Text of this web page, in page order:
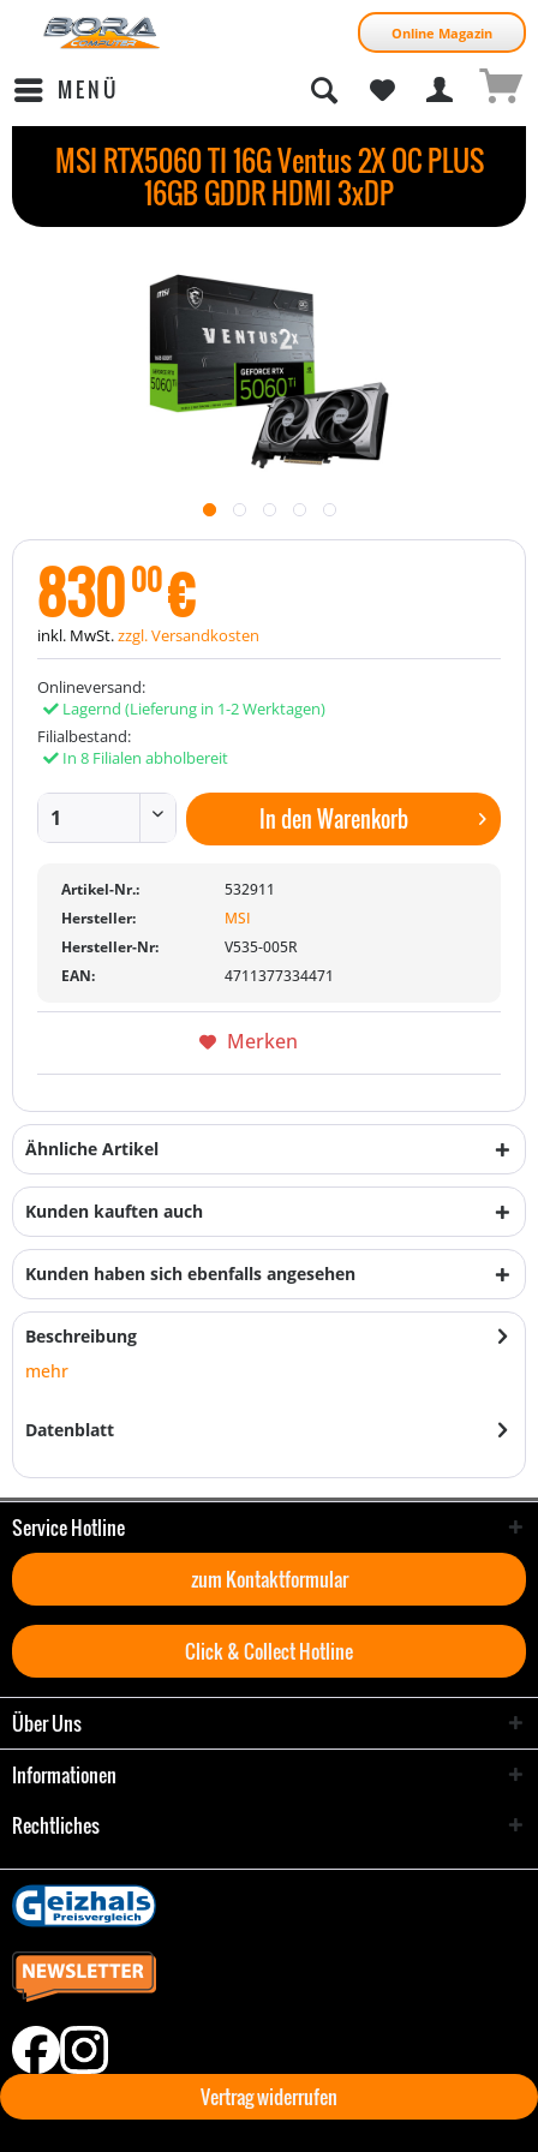
Online Magazin
MENÜ
MSI RTX5060 TI 16G Ventus 2X OC PLUS
16GB GDDR HDMI 3xDP
83000€
inkl. MwSt.zzgl. Versandkosten
Onlineversand:
Lagernd (Lieferung in 1-2 Werktagen)
Filialbestand:
In 8 Filialen abholbereit
In denWarenkorb
Artikel-Nr.:
532911
Hersteller:
MSI
Hersteller-Nr:
V535-005R
EAN:
4711377334471
Merken
Ähnliche Artikel
Kunden kauften auch
Kunden haben sich ebenfalls angesehen
Beschreibung
mehr
Datenblatt
Service Hotline
zum Kontaktformular
Click & Collect Hotline
Über Uns
Informationen
Rechtliches
Vertrag widerrufen